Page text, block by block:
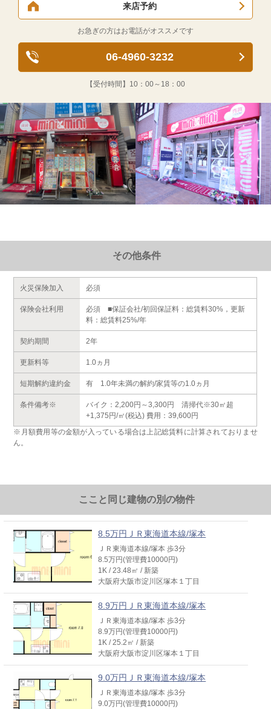
来店予約
お急ぎの方はお電話がオススメです
06-4960-3232
【受付時間】 10：00～18：00
その他条件
火災保険加入 必須
保険会社利用
必須 ■保証会社/初回保証料：総賃料30%，更新
料：総賃料25%/年
契約期間 2年
更新料等 1.0ヵ月
短期解約違約金 有 1.0年未満の解約/家賃等の1.0ヵ月
条件備考※
バイク：2,200円～3,300円 清掃代※30㎡超
+1,375円/㎡(税込) 費用：39,600円
※月額費用等の金額が入っている場合は上記総賃料に計算されておりませ
ん。
ここと同じ建物の別の物件
8.5万円ＪＲ東海道本線/塚本
ＪＲ東海道本線/塚本 歩3分
8.5万円(管理費10000円)
1K / 23.48㎡ / 新築
大阪府大阪市淀川区塚本１丁目
8.9万円ＪＲ東海道本線/塚本
ＪＲ東海道本線/塚本 歩3分
8.9万円(管理費10000円)
1K / 25.2㎡ / 新築
大阪府大阪市淀川区塚本１丁目
9.0万円ＪＲ東海道本線/塚本
ＪＲ東海道本線/塚本 歩3分
9.0万円(管理費10000円)